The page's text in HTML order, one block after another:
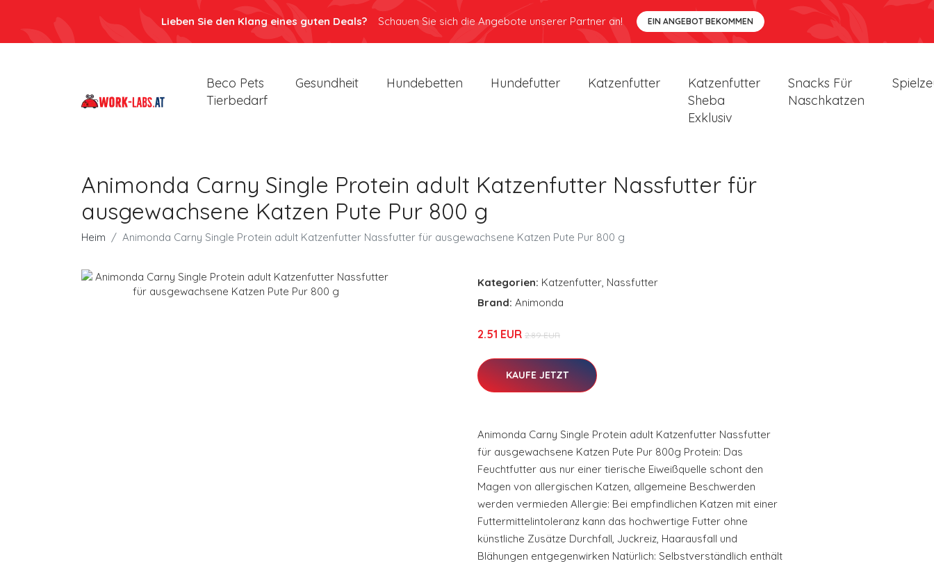
Lieben Sie den Klang eines guten Deals? Schauen Sie sich die Angebote unserer Partner an! EIN ANGEBOT BEKOMMEN
Beco Pets
Tierbedarf
Gesundheit Hundebetten Hundefutter Katzenfutter
Katzenfutter
Sheba
Exklusiv
Snacks Für
Naschkatzen
Animonda Carny Single Protein adult Katzenfutter Nassfutter für
ausgewachsene Katzen Pute Pur 800 g
Heim Animonda Carny Single Protein adult Katzenfutter Nassfutter für ausgewachsene Katzen Pute Pur 800 g
Kategorien: Katzenfutter, Nassfutter
Brand: Animonda
2.51 EUR 2.89 EUR
KAUFE JETZT
Animonda Carny Single Protein adult Katzenfutter Nassfutter
für ausgewachsene Katzen Pute Pur 800g Protein: Das
Feuchtfutter aus nur einer tierische Eiweißquelle schont den
Magen von allergischen Katzen, allgemeine Beschwerden
werden vermieden Allergie: Bei empfindlichen Katzen mit einer
Futtermittelintoleranz kann das hochwertige Futter ohne
künstliche Zusätze Durchfall, Juckreiz, Haarausfall und
Blähungen entgegenwirken Natürlich: Selbstverständlich enthält